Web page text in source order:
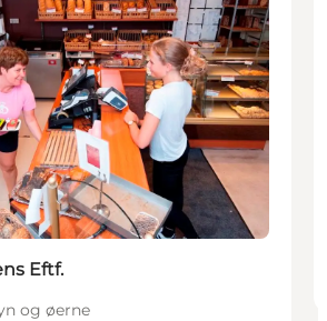
Eftf.
og øerne